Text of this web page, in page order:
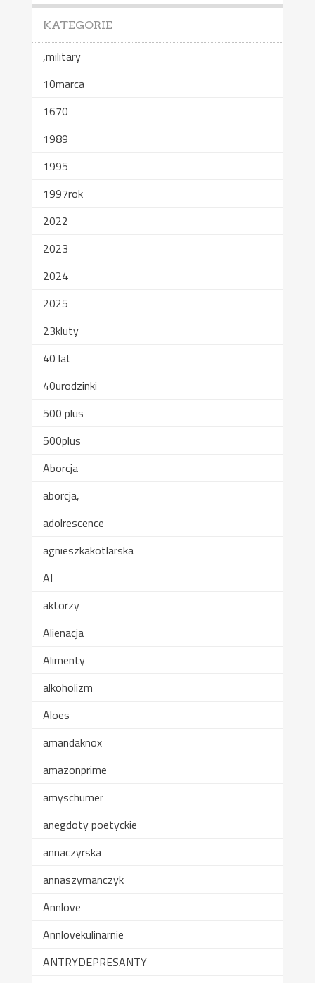
KATEGORIE
,military
10marca
1670
1989
1995
1997rok
2022
2023
2024
2025
23kluty
40 lat
40urodzinki
500 plus
500plus
Aborcja
aborcja,
adolrescence
agnieszkakotlarska
AI
aktorzy
Alienacja
Alimenty
alkoholizm
Aloes
amandaknox
amazonprime
amyschumer
anegdoty poetyckie
annaczyrska
annaszymanczyk
Annlove
Annlovekulinarnie
ANTRYDEPRESANTY